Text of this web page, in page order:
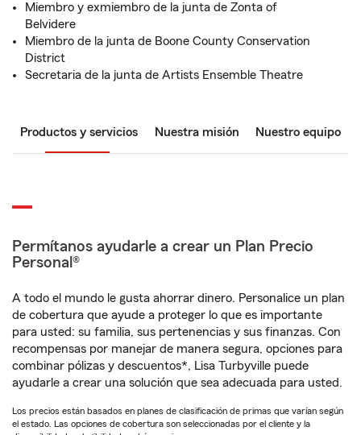
Miembro y exmiembro de la junta de Zonta of
Belvidere
Miembro de la junta de Boone County Conservation
District
Secretaria de la junta de Artists Ensemble Theatre
Productos y servicios Nuestra misión Nuestro equipo
Permítanos ayudarle a crear un Plan Precio
Personal®
A todo el mundo le gusta ahorrar dinero. Personalice un plan
de cobertura que ayude a proteger lo que es importante
para usted: su familia, sus pertenencias y sus finanzas. Con
recompensas por manejar de manera segura, opciones para
combinar pólizas y descuentos*, Lisa Turbyville puede
ayudarle a crear una solución que sea adecuada para usted.
Los precios están basados en planes de clasificación de primas que varían según
el estado. Las opciones de cobertura son seleccionadas por el cliente y la